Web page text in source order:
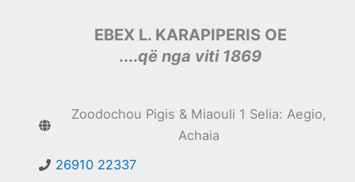
EBEX L. KARAPIPERIS OE
....që nga viti 1869
Zoodochou Pigis & Miaouli 1 Selia: Aegio,
Achaia
26910 22337